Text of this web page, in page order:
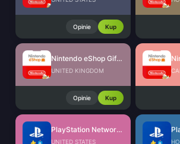
Opinie Kup
Nintendo eShop Gift Card (UK)
UNITED KINGDOM
Opinie Kup
PlayStation Network Card (US)
UNITED STATES